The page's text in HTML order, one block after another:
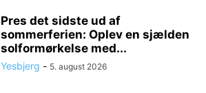
Pres det sidste ud af
sommerferien: Oplev en sjælden
solformørkelse med...
Yesbjerg - 5. august 2026